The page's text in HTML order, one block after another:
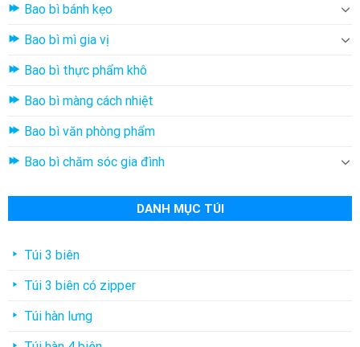
Bao bì bánh kẹo
Bao bì mì gia vị
Bao bì thực phẩm khô
Bao bì màng cách nhiệt
Bao bì văn phòng phẩm
Bao bì chăm sóc gia đình
DANH MỤC TÚI
Túi 3 biên
Túi 3 biên có zipper
Túi hàn lưng